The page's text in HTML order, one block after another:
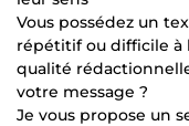
Vous possédez un
répétitif ou difficile à
qualité
votre message ?
Je vous propose un